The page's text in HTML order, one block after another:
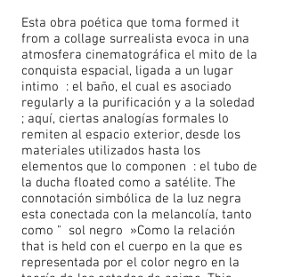
Esta obra poética que toma formed it
from a collage surrealista evoca in una
atmosfera cinematográfica el mito de la
conquista espacial, ligada a un lugar
intimo : el baño, el cual es asociado
regularly a la purificación y a la soledad
; aquí, ciertas analogías formales lo
remiten al espacio exterior, desde los
materiales utilizados hasta los
elementos que lo componen : el tubo de
la ducha floated como a satélite. The
connotación simbólica de la luz negra
esta conectada con la melancolía, tanto
como " sol negro »Como la relación
that is held con el cuerpo en la que es
representada por el color negro en la